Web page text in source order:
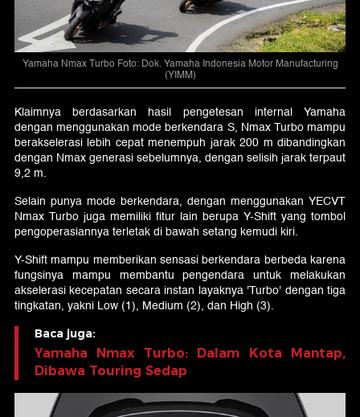
Yamaha Nmax Turbo Foto: Dok. Yamaha Indonesia Motor Manufacturing
(YIMM)
Klaimnya berdasarkan hasil pengetesan internal Yamaha
dengan menggunakan mode berkendara S, Nmax Turbo mampu
berakselerasi lebih cepat menempuh jarak 200 m dibandingkan
dengan Nmax generasi sebelumnya, dengan selisih jarak terpaut
9,2 m.
Selain punya mode berkendara, dengan menggunakan YECVT
Nmax Turbo juga memiliki fitur lain berupa Y-Shift yang tombol
pengoperasiannya terletak di bawah setang kemudi kiri.
Y-Shift mampu memberikan sensasi berkendara berbeda karena
fungsinya mampu membantu pengendara untuk melakukan
akselerasi kecepatan secara instan layaknya 'Turbo' dengan tiga
tingkatan, yakni Low (1), Medium (2), dan High (3).
Baca juga:
Yamaha Nmax Turbo: Dalam Kota Mantap,
Dibawa Touring Sedap